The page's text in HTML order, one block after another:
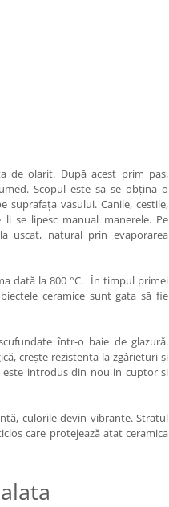
de olarit. După acest prim pas,
Scopul este sa se obțina o
suprafața vasului. Canile, cestile,
se lipesc manual manerele. Pe
uscat, natural prin evaporarea
dată la 800 °C. În timpul primei
ceramice sunt gata să fie
într-o baie de glazură.
crește rezistența la zgârieturi și
este introdus din nou in cuptor si
culorile devin vibrante. Stratul
care protejează atat ceramica